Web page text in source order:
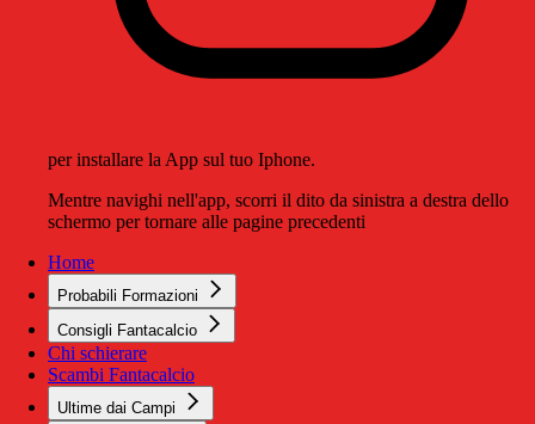
per installare la App sul tuo Iphone.
Mentre navighi nell'app, scorri il dito da sinistra a destra dello
schermo per tornare alle pagine precedenti
Home
Probabili Formazioni
Consigli Fantacalcio
Chi schierare
Scambi Fantacalcio
Ultime dai Campi